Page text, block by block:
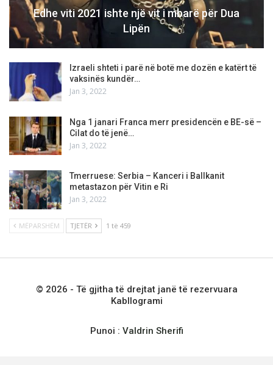
Edhe viti 2021 ishte një vit i mbarë për Dua
Lipën
Izraeli shteti i parë në botë me dozën e katërt të
vaksinës kundër…
Jan 3, 2022
Nga 1 janari Franca merr presidencën e BE-së –
Cilat do të jenë…
Jan 3, 2022
Tmerruese: Serbia – Kanceri i Ballkanit
metastazon për Vitin e Ri
Jan 3, 2022
MËPARSHËM TJETËR 1 të 459
© 2026 - Të gjitha të drejtat janë të rezervuara
Kabllogrami
Punoi : Valdrin Sherifi